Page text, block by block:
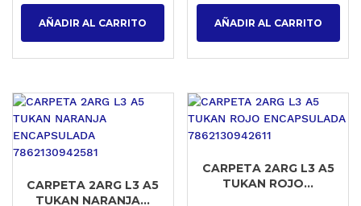
AÑADIR AL CARRITO AÑADIR AL CARRITO
CARPETA 2ARG L3 A5
TUKAN NARANJA...
CARPETA 2ARG L3 A5
TUKAN ROJO...